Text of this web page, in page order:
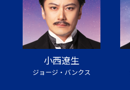
小西遼生
ジョージ・バンクス